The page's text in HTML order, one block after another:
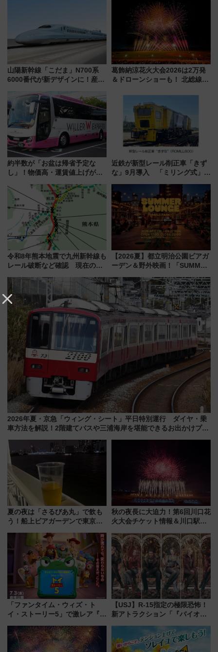
注目スポット
山陽新幹線「こだま」N700系
6000番代が新デザインに！産学
用は今冬から
葛飾納涼花火大会2026は2万発
＆ドローンショーも！ 北総線を
車、観覧スポット情報と周辺観
光まとめ（7/28開催）
約半数が「お盆は帰省予定な
し」！物価高・運賃値上げが財
りたいけど……【WILLER お盆
帰省動向調査】
近鉄が新型レール削正車「きず
な」9月導入 「ミリング式」採
化！安全性や乗り心地の向上に
貢献するだけでなく、全線区で
活躍するための仕組みも
令和8年熊本地震で九州新幹線も
レール破断など確認 現在の運
【2026夏】都立明治公園ビアガ
ーデン＆野外映画！「SUMMER
ケジュール 夜風とビール、映画
を満喫！
2026年夏・京急「ウィング・シート」平日特別運行 ダイヤ・乗
車方法を解説！2階建てバスや三浦海岸を堪能できるお出かけプラ
夏の夜は「さるびあ丸」で飲も
う！船上ビアガーデンで東京湾
杯……工場直送生ビールや島グ
ルメが美味い
秋の夜長に大迫力！第6回川口花
火大会チケット情報＆川口駅か
「ファンタイム・ウィズ・ト
イ・ストーリー5」で激レア『ロ
デコレーションも徹底解説
【USJ】R-15指定の極限恐怖！
新アトラクション「『バイオハ
ブ」今秋登場 ―予測不能の恐
怖に泣き叫べ―